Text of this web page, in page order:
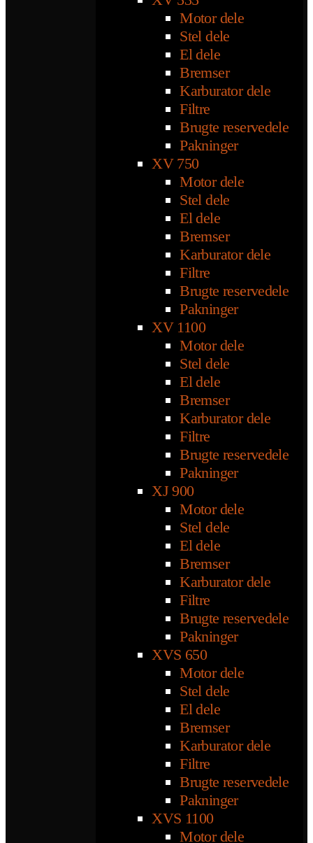
Motor dele
Stel dele
El dele
Bremser
Karburator dele
Filtre
Brugte reservedele
Pakninger
XV 750
Motor dele
Stel dele
El dele
Bremser
Karburator dele
Filtre
Brugte reservedele
Pakninger
XV 1100
Motor dele
Stel dele
El dele
Bremser
Karburator dele
Filtre
Brugte reservedele
Pakninger
XJ 900
Motor dele
Stel dele
El dele
Bremser
Karburator dele
Filtre
Brugte reservedele
Pakninger
XVS 650
Motor dele
Stel dele
El dele
Bremser
Karburator dele
Filtre
Brugte reservedele
Pakninger
XVS 1100
Motor dele